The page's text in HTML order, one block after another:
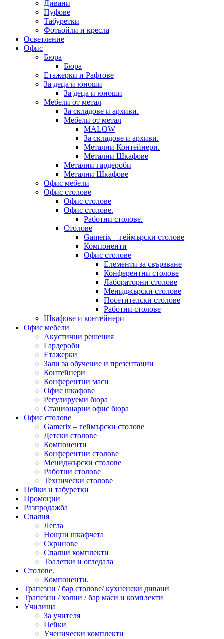
Дивани
Пуфове
Табуретки
Фотьойли и кресла
Осветление
Офис
Бюра
Бюра
Етажерки и Рафтове
За деца и юноши
За деца и юноши
Мебели от метал
За складове и архиви.
Мебели от метал
MALOW
За складове и архиви.
Метални Контейнери.
Метални Шкафове
Метални гардероби
Метални Шкафове
Офис мебели
Офис столове
Офис столове
Офис столове.
Работни столове.
Столове
Gamerix – геймърски столове
Компоненти
Офис столове
Елементи за свързване
Конферентни столове
Лабораторни столове
Мениджърски столове
Посетителски столове
Работни столове
Шкафове и контейнери
Офис мебели
Акустични решения
Гардероби
Етажерки
Зали за обучение и презентации
Контейнери
Конферентни маси
Офис шкафове
Регулируеми бюра
Стационарни офис бюра
Офис столове
Gamerix – геймърски столове
Детски столове
Компоненти
Конферентни столове
Мениджърски столове
Работни столове
Технически столове
Пейки и табуретки
Промоции
Разпродажба
Спалня
Легла
Нощни шкафчета
Скринове
Спални комплекти
Тоалетки и огледала
Столове.
Компоненти.
Трапезни / бар столове/ кухненски дивани
Трапезни / холни / бар маси и комплекти
Училища
За учителя
Пейки
Ученически комплекти